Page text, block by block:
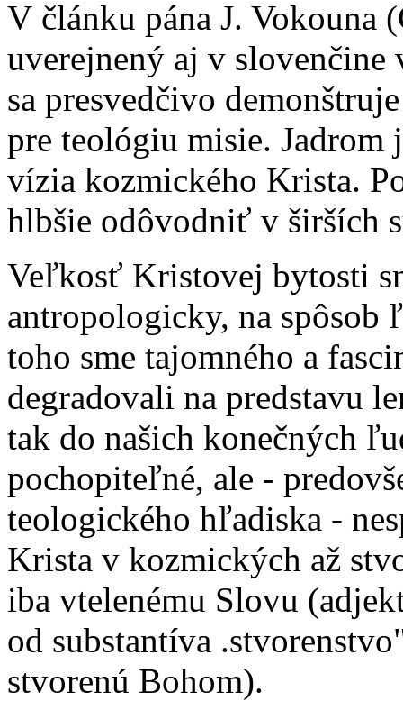
V článku pána J. Vokouna
uverejnený aj v slovenčine
sa presvedčivo
pre teológiu misie. Jadrom
vízia kozmického Krista.
hlbšie odôvodniť v širších
Veľkosť Kristovej bytosti
antropologicky, na spôsob
toho sme tajomného a
degradovali na predstavu
tak do našich konečných
pochopiteľné, ale -
teologického hľadiska -
Krista v kozmických až
iba vtelenému Slovu
od substantíva
stvorenú Bohom).